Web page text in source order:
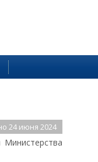
24 июня 2024